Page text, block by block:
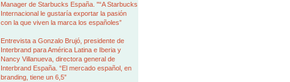
Manager de Starbucks España. "“A Starbucks
Internacional le gustaría exportar la pasión
con la que viven la marca los españoles”
Entrevista a Gonzalo Brujó, presidente de
Interbrand para América Latina e Iberia y
Nancy Villanueva, directora general de
Interbrand España. “El mercado español, en
branding, tiene un 6,5”